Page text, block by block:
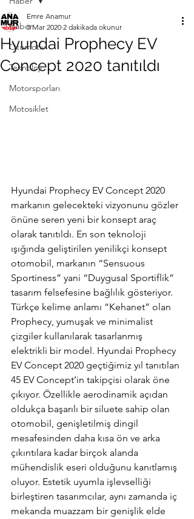
Haber
Otomotiv
Teknoloji
Motorsporları
Motosiklet
Hyundai Prophecy EV
Concept 2020 tanıtıldı
Emre Anamur
3 Mar 2020 2 dakikada okunur
Hyundai Prophecy EV Concept 2020
markanın gelecekteki vizyonunu gözler
önüne seren yeni bir konsept araç
olarak tanıtıldı. En son teknoloji
ışığında geliştirilen yenilikçi konsept
otomobil, markanın “Sensuous
Sportiness” yani “Duygusal Sportiflik”
tasarım felsefesine bağlılık gösteriyor.
Türkçe kelime anlamı “Kehanet” olan
Prophecy, yumuşak ve minimalist
çizgiler kullanılarak tasarlanmış
elektrikli bir model. Hyundai Prophecy
EV Concept 2020 geçtiğimiz yıl tanıtılan
45 EV Concept’in takipçisi olarak öne
çıkıyor. Özellikle aerodinamik açıdan
oldukça başarılı bir siluete sahip olan
otomobil, genişletilmiş dingil
mesafesinden daha kısa ön ve arka
çıkıntılara kadar birçok alanda
mühendislik eseri olduğunu kanıtlamış
oluyor. Estetik uyumla işlevselliği
birleştiren tasarımcılar, aynı zamanda iç
mekanda muazzam bir genişlik elde